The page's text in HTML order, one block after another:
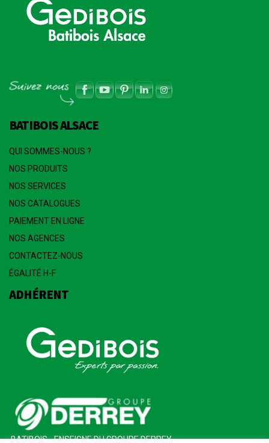
BATIBOIS ALSACE
QUI SOMMES-NOUS ?
NOS PRODUITS
NOS SERVICES
NOS CATALOGUES
PAIEMENT EN LIGNE
NOS AGENCES
CONTACTEZ-NOUS
ÉGALITÉ H-F
ADHÉRENT
BATIBOIS - ENSEIGNE DU GROUPE DERREY